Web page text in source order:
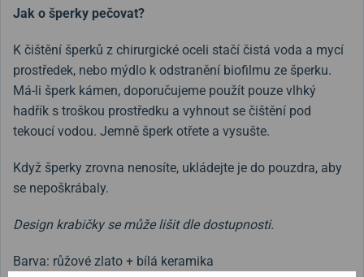
Jak o šperky pečovat?
K čištění šperků z chirurgické oceli stačí čistá voda a mycí
prostředek, nebo mýdlo k odstranění biofilmu ze šperku.
Má-li šperk kámen, doporučujeme použít pouze vlhký
hadřík s troškou prostředku a vyhnout se čištění pod
tekoucí vodou. Jemně šperk otřete a vysušte.
Když šperky zrovna nenosíte, ukládejte je do pouzdra, aby
se nepoškrábaly.
Design krabičky se může lišit dle dostupnosti.
Barva: růžové zlato + bílá keramika